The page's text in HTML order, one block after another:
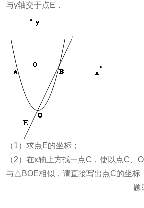
与y轴交于点E．
（1）求点E的坐标；
（2）在x轴上方找一点C，使以点C、
与△BOE相似，请直接写出点C的坐标．
题